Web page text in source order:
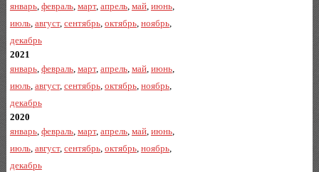
январь, февраль, март, апрель, май, июнь,
июль, август, сентябрь, октябрь, ноябрь,
декабрь
2021
январь, февраль, март, апрель, май, июнь,
июль, август, сентябрь, октябрь, ноябрь,
декабрь
2020
январь, февраль, март, апрель, май, июнь,
июль, август, сентябрь, октябрь, ноябрь,
декабрь